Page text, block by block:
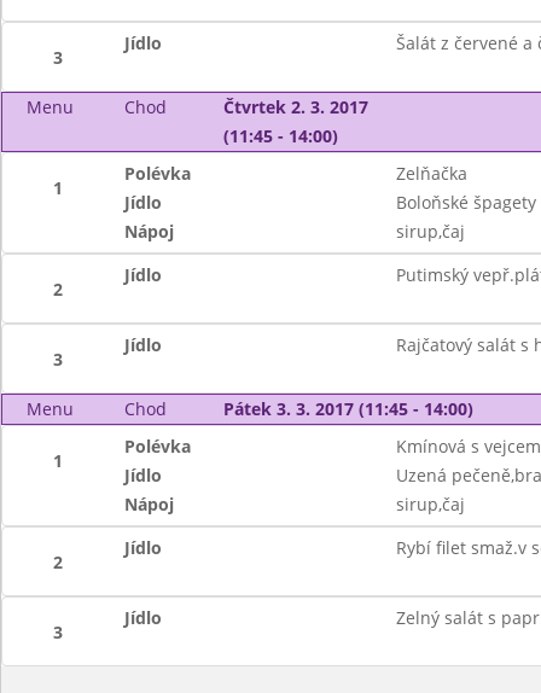
3
Jídlo Šalát z červené a
Menu Chod
Čtvrtek 2. 3. 2017
(11:45 - 14:00)
1
Polévka
Zelňačka
Jídlo
Boloňské
Nápoj
sirup,čaj
2
Jídlo Putimský
3
Jídlo Rajčatový salát s
Menu Chod Pátek 3. 3. 2017 (11:45 - 14:00)
1
Polévka
Kmínová s vejcem
Jídlo
Uzená
Nápoj
sirup,čaj
2
Jídlo Rybí filet smaž.v
3
Jídlo Zelný salát s